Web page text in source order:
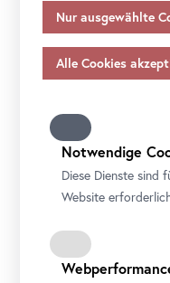
Foto: Lidiia Yudina
Daten in Staaten ohne
und ohne geeignete
übermitteln, so gilt
Funktionen unseres
stehen, wenn Sie nicht
Informationen zum
Kontaktdaten des
Notwendige
Diese Dienste sind
Website